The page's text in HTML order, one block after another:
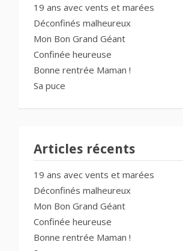
19 ans avec vents et marées
Déconfinés malheureux
Mon Bon Grand Géant
Confinée heureuse
Bonne rentrée Maman !
Sa puce
Articles récents
19 ans avec vents et marées
Déconfinés malheureux
Mon Bon Grand Géant
Confinée heureuse
Bonne rentrée Maman !